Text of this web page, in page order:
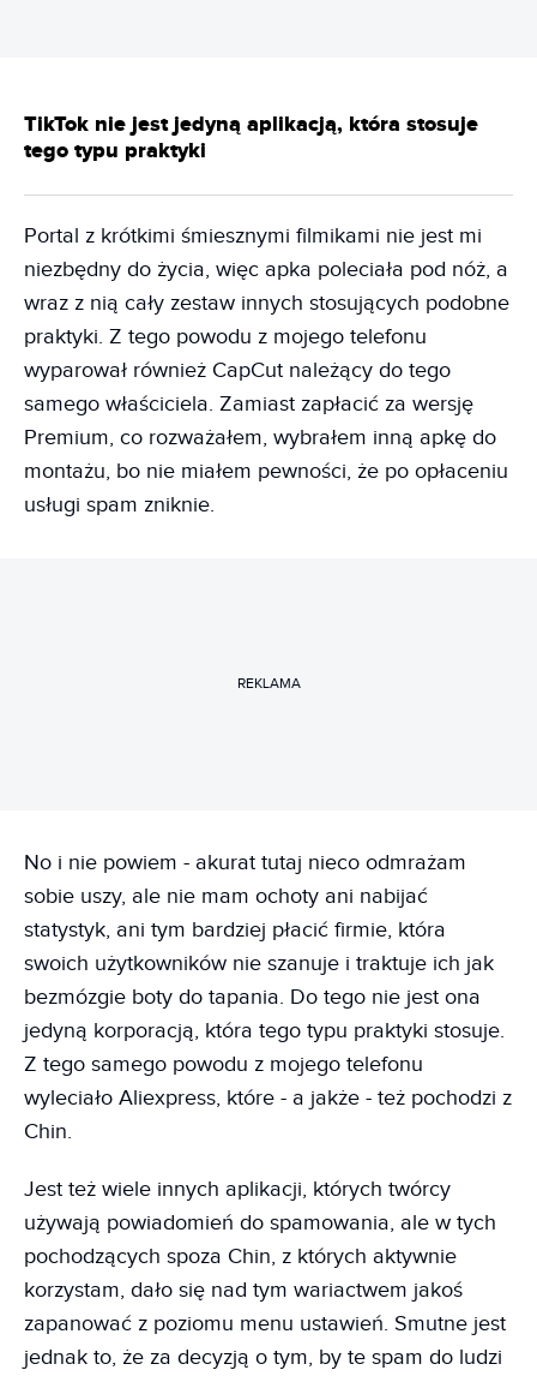
TikTok nie jest jedyną aplikacją, która stosuje
tego typu praktyki
Portal z krótkimi śmiesznymi filmikami nie jest mi
niezbędny do życia, więc apka poleciała pod nóż, a
wraz z nią cały zestaw innych stosujących podobne
praktyki. Z tego powodu z mojego telefonu
wyparował również CapCut należący do tego
samego właściciela. Zamiast zapłacić za wersję
Premium, co rozważałem, wybrałem inną apkę do
montażu, bo nie miałem pewności, że po opłaceniu
usługi spam zniknie.
REKLAMA
No i nie powiem - akurat tutaj nieco odmrażam
sobie uszy, ale nie mam ochoty ani nabijać
statystyk, ani tym bardziej płacić firmie, która
swoich użytkowników nie szanuje i traktuje ich jak
bezmózgie boty do tapania. Do tego nie jest ona
jedyną korporacją, która tego typu praktyki stosuje.
Z tego samego powodu z mojego telefonu
wyleciało Aliexpress, które - a jakże - też pochodzi z
Chin.
Jest też wiele innych aplikacji, których twórcy
używają powiadomień do spamowania, ale w tych
pochodzących spoza Chin, z których aktywnie
korzystam, dało się nad tym wariactwem jakoś
zapanować z poziomu menu ustawień. Smutne jest
jednak to, że za decyzją o tym, by te spam do ludzi